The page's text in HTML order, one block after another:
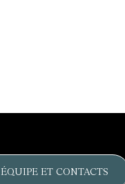
ÉQUIPE ET CONTACTS